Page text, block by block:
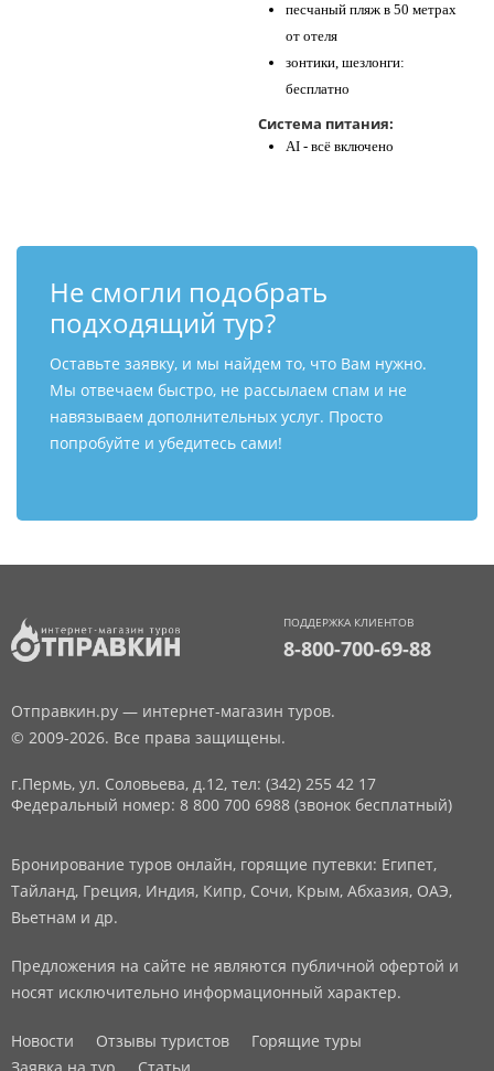
песчаный пляж в 50 метрах
от отеля
зонтики, шезлонги:
бесплатно
Система питания:
AI - всё включено
Не смогли подобрать
подходящий тур?
Оставьте заявку, и мы найдем то, что Вам нужно.
Мы отвечаем быстро, не рассылаем спам и не
навязываем дополнительных услуг. Просто
попробуйте и убедитесь сами!
ПОДДЕРЖКА КЛИЕНТОВ
8-800-700-69-88
Отправкин.ру — интернет-магазин туров.
© 2009-2026. Все права защищены.
г.Пермь, ул. Соловьева, д.12, тел: (342) 255 42 17
Федеральный номер: 8 800 700 6988 (звонок бесплатный)
Бронирование туров онлайн, горящие путевки: Египет,
Тайланд, Греция, Индия, Кипр, Сочи, Крым, Абхазия, ОАЭ,
Вьетнам и др.
Предложения на сайте не являются публичной офертой и
носят исключительно информационный характер.
Новости Отзывы туристов
Горящие туры